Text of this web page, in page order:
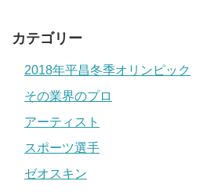
カテゴリー
2018年平昌冬季オリンピック
その業界のプロ
アーティスト
スポーツ選手
ゼオスキン